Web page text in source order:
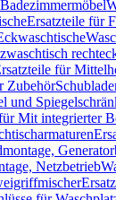
Badezimmermöbel
Ersatzteile für
für
Zubehör
und
Mit integrierter
Netzbetrieb